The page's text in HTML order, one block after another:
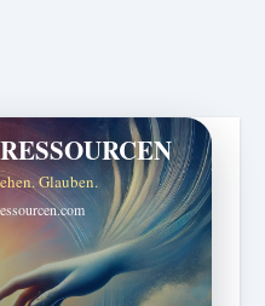
Glauben.